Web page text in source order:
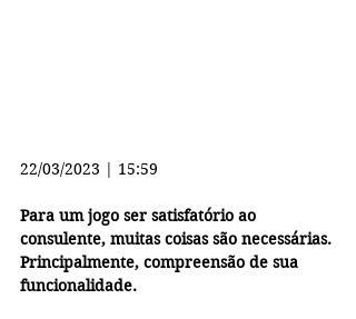
22/03/2023 | 15:59
Para um jogo ser satisfatório ao
consulente, muitas coisas são necessárias.
Principalmente, compreensão de sua
funcionalidade.